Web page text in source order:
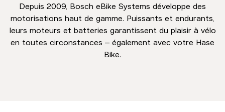
Depuis 2009, Bosch eBike Systems développe des
motorisations haut de gamme. Puissants et endurants,
leurs moteurs et batteries garantissent du plaisir à vélo
en toutes circonstances – également avec votre Hase
Bike.